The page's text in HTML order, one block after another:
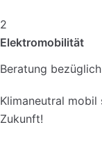
2
Elektromobilität
Beratung
Klimaneutral
Zukunft!